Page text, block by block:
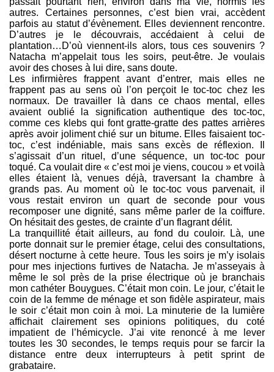
autres. Certaines personnes, c’est bien vrai, accèdent
parfois au statut d’évènement. Elles deviennent rencontre.
D’autres je le découvrais, accédaient à celui de
plantation…D’où viennent-ils alors, tous ces souvenirs ?
Natacha m’appelait tous les soirs, peut-être. Je voulais
avoir des choses à lui dire, sans doute.
Les infirmières frappent avant d’entrer, mais elles ne
frappent pas au sens où l’on perçoit le toc-toc chez les
normaux. De travailler là dans ce chaos mental, elles
avaient oublié la signification authentique des toc-toc,
comme ces klebs qui font gratte-gratte des pattes arrières
après avoir joliment chié sur un bitume. Elles faisaient toc-
toc, c’est indéniable, mais sans excès de réflexion. Il
s’agissait d’un rituel, d’une séquence, un toc-toc pour
toqué. Ca voulait dire « c’est moi je viens, coucou » et voilà
elles étaient là, venues déjà, traversant la chambre à
grands pas. Au moment où le toc-toc vous parvenait, il
vous restait environ un quart de seconde pour vous
recomposer une dignité, sans même parler de la coiffure.
On hésitait des gestes, de crainte d’un flagrant délit.
La tranquillité était ailleurs, au fond du couloir. Là, une
porte donnait sur le premier étage, celui des consultations,
désert nocturne à cette heure. Tous les soirs je m’y isolais
pour mes injections furtives de Natacha. Je m’asseyais à
même le sol près de la prise électrique où je branchais
mon cathéter Bouygues. C’était mon coin. Le jour, c’était le
coin de la femme de ménage et son fidèle aspirateur, mais
le soir c’était mon coin à moi. La minuterie de la lumière
affichait clairement ses opinions politiques, du coté
impatient de l’hémicycle. J’ai vite renoncé à me lever
toutes les 30 secondes, le temps requis pour se farcir la
distance entre deux interrupteurs à petit sprint de
grabataire.